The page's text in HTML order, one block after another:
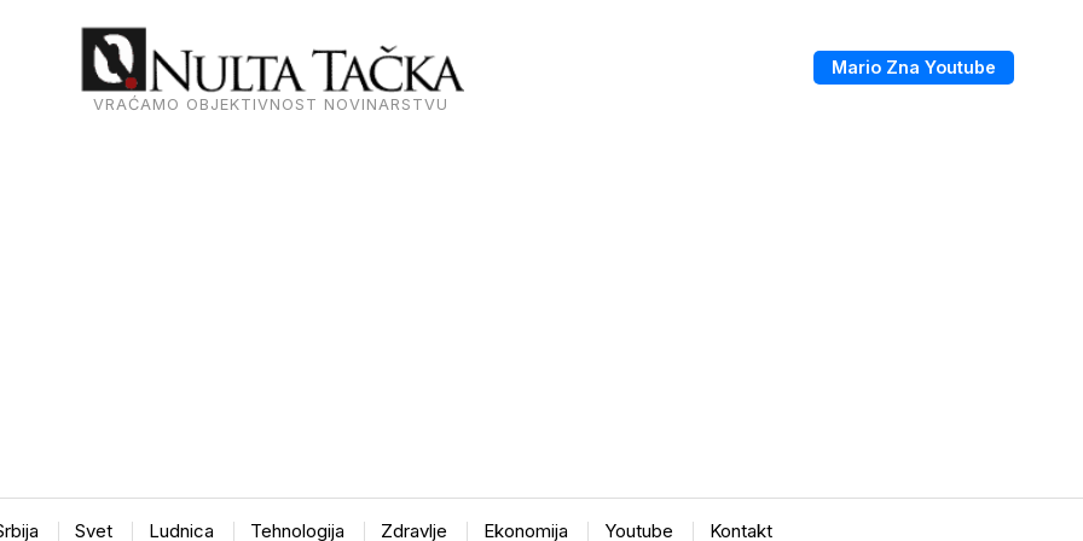
VRAĆAMO OBJEKTIVNOST NOVINARSTVU
Mario Zna Youtube
Svet Ludnica Tehnologija Zdravlje Ekonomija Youtube Kontakt